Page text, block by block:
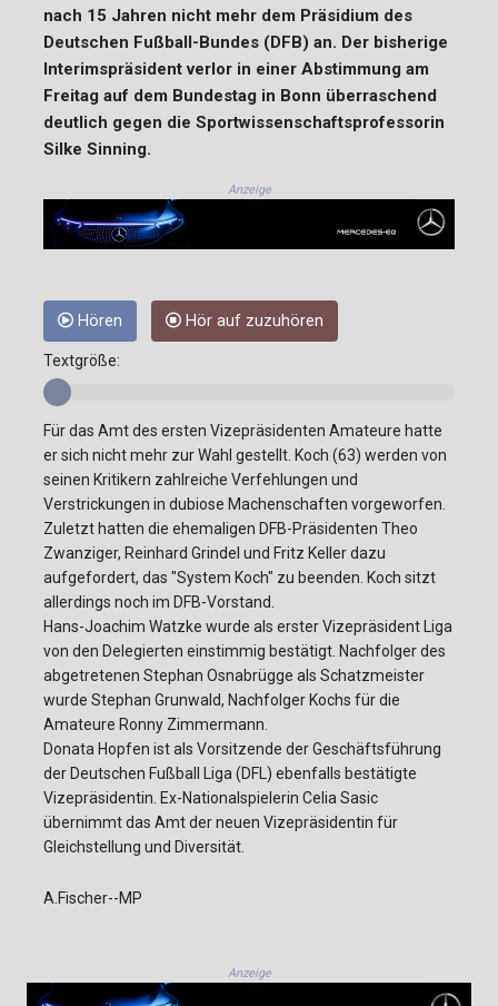
nach 15 Jahren nicht mehr dem Präsidium des
Deutschen Fußball-Bundes (DFB) an. Der bisherige
Interimspräsident verlor in einer Abstimmung am
Freitag auf dem Bundestag in Bonn überraschend
deutlich gegen die Sportwissenschaftsprofessorin
Silke Sinning.
Anzeige
Hören Hör auf zuzuhören
Textgröße:
Für das Amt des ersten Vizepräsidenten Amateure hatte
er sich nicht mehr zur Wahl gestellt. Koch (63) werden von
seinen Kritikern zahlreiche Verfehlungen und
Verstrickungen in dubiose Machenschaften vorgeworfen.
Zuletzt hatten die ehemaligen DFB-Präsidenten Theo
Zwanziger, Reinhard Grindel und Fritz Keller dazu
aufgefordert, das "System Koch" zu beenden. Koch sitzt
allerdings noch im DFB-Vorstand.
Hans-Joachim Watzke wurde als erster Vizepräsident Liga
von den Delegierten einstimmig bestätigt. Nachfolger des
abgetretenen Stephan Osnabrügge als Schatzmeister
wurde Stephan Grunwald, Nachfolger Kochs für die
Amateure Ronny Zimmermann.
Donata Hopfen ist als Vorsitzende der Geschäftsführung
der Deutschen Fußball Liga (DFL) ebenfalls bestätigte
Vizepräsidentin. Ex-Nationalspielerin Celia Sasic
übernimmt das Amt der neuen Vizepräsidentin für
Gleichstellung und Diversität.
A.Fischer--MP
Anzeige